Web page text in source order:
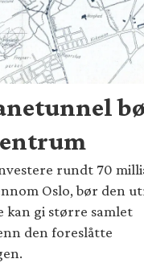
rundt 70
Oslo, bør den
kan gi større samlet
den foreslåtte